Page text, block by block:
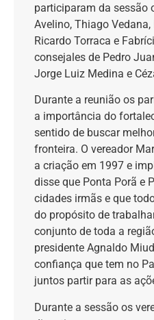
participaram da sessão
Avelino, Thiago
Ricardo Torraca e
consejales de Pedro
Jorge Luiz Medina e
Durante a reunião os
a importância do
sentido de buscar
fronteira. O vereador
a criação em 1997 e
disse que Ponta Porã e
cidades irmãs e que
do propósito de
conjunto de toda a
presidente Agnaldo
confiança que tem no
juntos partir para as
Durante a sessão os